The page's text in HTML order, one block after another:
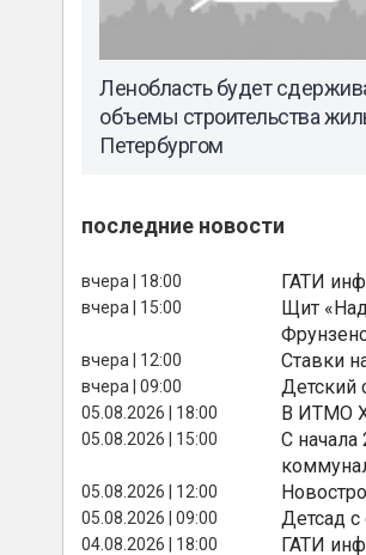
Ленобласть будет
объемы строительства
Петербургом
последние новости
вчера | 18:00 ГАТИ
вчера | 15:00
Щит
вчера | 12:00 Ставки
вчера | 09:00 Детский
05.08.2026 | 18:00 В ИТМО
05.08.2026 | 15:00
С
05.08.2026 | 12:00
05.08.2026 | 09:00 Детсад
04.08.2026 | 18:00 ГАТИ